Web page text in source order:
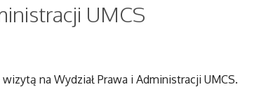
UMCS
na Wydział Prawa i Administracji UMCS.